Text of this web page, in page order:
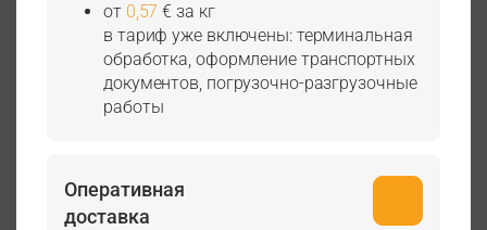
от 0,57€ за кг
в тариф уже включены: терминальная
обработка, оформление транспортных
документов, погрузочно-разгрузочные
работы
Оперативная
доставка